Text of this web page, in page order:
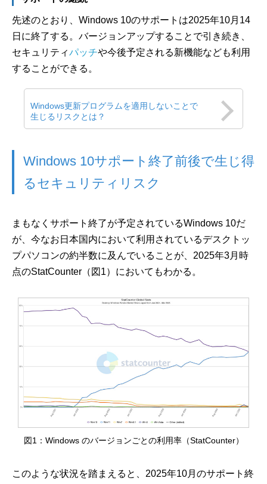
先述のとおり、Windows 10のサポートは2025年10月14
日に終了する。バージョンアップすることで引き続き、
セキュリティパッチや今後予定される新機能なども利用
することができる。
Windows更新プログラムを適用しないことで
生じるリスクとは？
Windows 10サポート終了前後で生じ得
るセキュリティリスク
まもなくサポート終了が予定されているWindows 10だ
が、今なお日本国内において利用されているデスクトッ
プパソコンの約半数に及んでいることが、2025年3月時
点のStatCounter（図1）においてもわかる。
図1：Windows のバージョンごとの利用率（StatCounter）
このような状況を踏まえると、2025年10月のサポート終